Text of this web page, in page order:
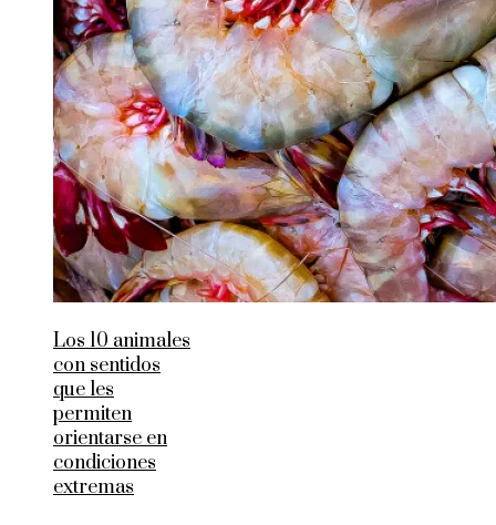
Los 10 animales
con sentidos
que les
permiten
orientarse en
condiciones
extremas